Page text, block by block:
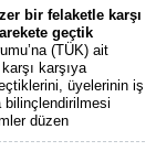
bir felaketle karşı
geçtik
(TÜK) ait
karşıya
üyelerinin iş
bilinçlendirilmesi
düzen